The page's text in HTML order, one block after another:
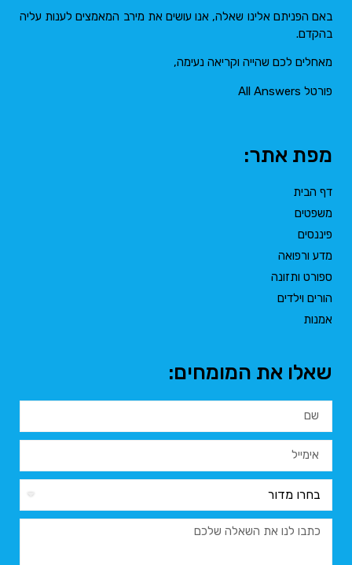
באם הפניתם אלינו שאלה, אנו עושים את מירב המאמצים לענות עליה
בהקדם.
מאחלים לכם שהייה וקריאה נעימה,
פורטל All Answers
מפת אתר:
דף הבית
משפטים
פיננסים
מדע ורפואה
ספורט ותזונה
הורים וילדים
אמנות
שאלו את המומחים: